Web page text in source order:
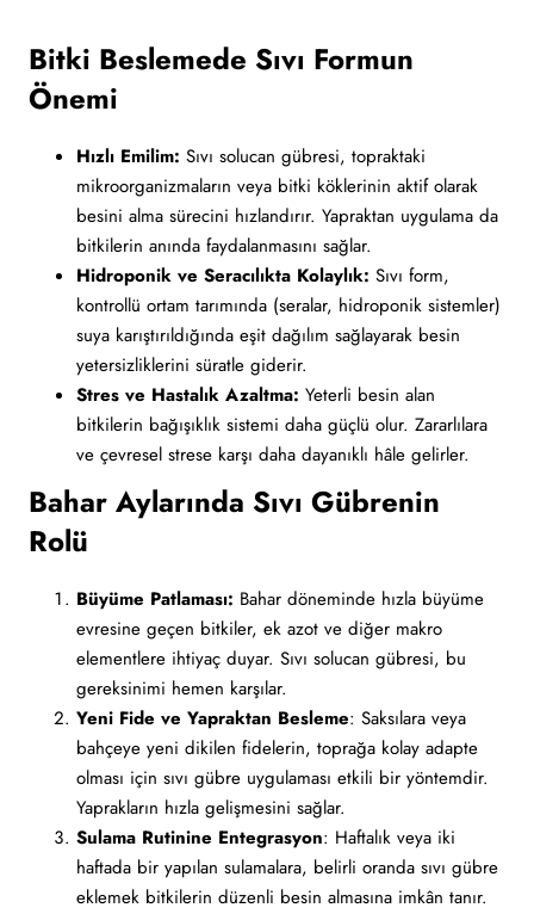
Bitki Beslemede Sıvı Formun
Önemi
Hızlı Emilim: Sıvı solucan gübresi, topraktaki
mikroorganizmaların veya bitki köklerinin aktif olarak
besini alma sürecini hızlandırır. Yapraktan uygulama da
bitkilerin anında faydalanmasını sağlar.
Hidroponik ve Seracılıkta Kolaylık: Sıvı form,
kontrollü ortam tarımında (seralar, hidroponik sistemler)
suya karıştırıldığında eşit dağılım sağlayarak besin
yetersizliklerini süratle giderir.
Stres ve Hastalık Azaltma: Yeterli besin alan
bitkilerin bağışıklık sistemi daha güçlü olur. Zararlılara
ve çevresel strese karşı daha dayanıklı hâle gelirler.
Bahar Aylarında Sıvı Gübrenin
Rolü
Büyüme Patlaması: Bahar döneminde hızla büyüme
evresine geçen bitkiler, ek azot ve diğer makro
elementlere ihtiyaç duyar. Sıvı solucan gübresi, bu
gereksinimi hemen karşılar.
Yeni Fide ve Yapraktan Besleme: Saksılara veya
bahçeye yeni dikilen fidelerin, toprağa kolay adapte
olması için sıvı gübre uygulaması etkili bir yöntemdir.
Yaprakların hızla gelişmesini sağlar.
Sulama Rutinine Entegrasyon: Haftalık veya iki
haftada bir yapılan sulamalara, belirli oranda sıvı gübre
eklemek bitkilerin düzenli besin almasına imkân tanır.